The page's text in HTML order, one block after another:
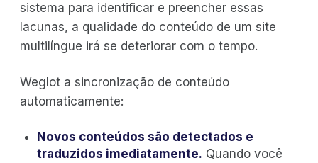
sistema para identificar e preencher essas
lacunas, a qualidade do conteúdo de um site
multilíngue irá se deteriorar com o tempo.
Weglot a sincronização de conteúdo
automaticamente:
Novos conteúdos são detectados e
traduzidos imediatamente. Quando você